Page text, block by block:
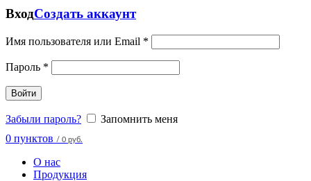
ВходСоздать аккаунт
Имя пользователя или Email *
Пароль *
Войти
Забыли пароль?
Запомнить меня
0 пунктов / 0 руб.
О нас
Продукция